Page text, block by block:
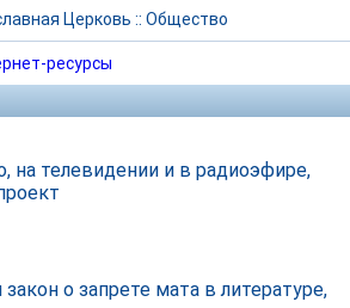
Церковь :: Общество
ресурсы
на телевидении и в радиоэфире,
о запрете мата в литературе,